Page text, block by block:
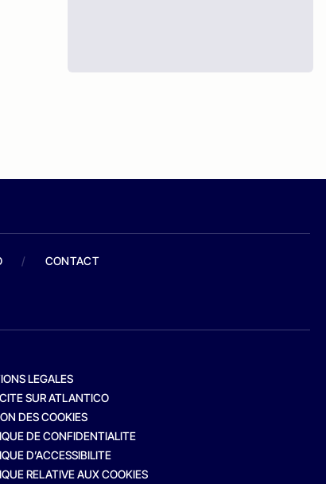
/ CONTACT
LEGALES
SUR ATLANTICO
DES COOKIES
DE CONFIDENTIALITE
D’ACCESSIBILITE
RELATIVE AUX COOKIES